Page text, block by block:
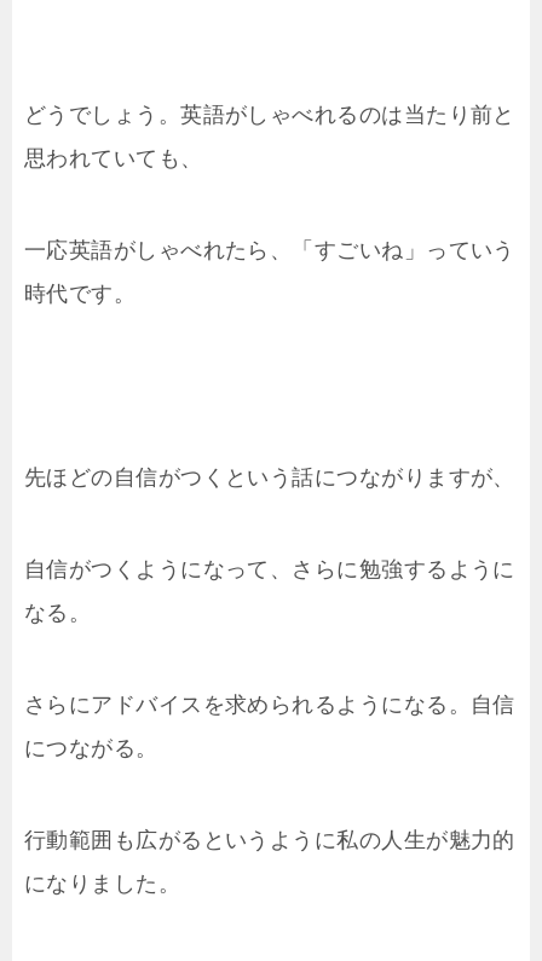
どうでしょう。英語がしゃべれるのは当たり前と
思われていても、
一応英語がしゃべれたら、「すごいね」っていう
時代です。
先ほどの自信がつくという話につながりますが、
自信がつくようになって、さらに勉強するように
なる。
さらにアドバイスを求められるようになる。自信
につながる。
行動範囲も広がるというように私の人生が魅力的
になりました。